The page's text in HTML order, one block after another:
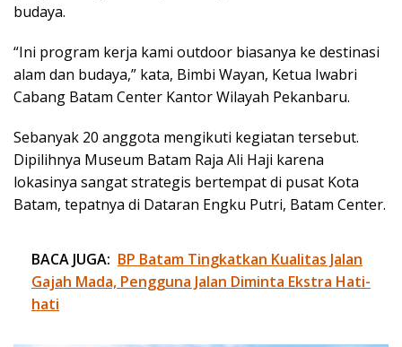
budaya.
“Ini program kerja kami outdoor biasanya ke destinasi
alam dan budaya,” kata, Bimbi Wayan, Ketua Iwabri
Cabang Batam Center Kantor Wilayah Pekanbaru.
Sebanyak 20 anggota mengikuti kegiatan tersebut.
Dipilihnya Museum Batam Raja Ali Haji karena
lokasinya sangat strategis bertempat di pusat Kota
Batam, tepatnya di Dataran Engku Putri, Batam Center.
BACA JUGA: BP Batam Tingkatkan Kualitas Jalan
Gajah Mada, Pengguna Jalan Diminta Ekstra Hati-
hati